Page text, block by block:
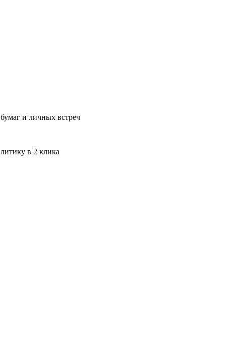
и личных встреч
в 2 клика